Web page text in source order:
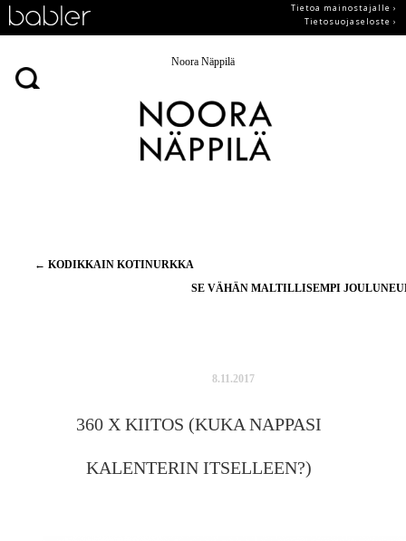
Tietoa mainostajalle ›
Tietosuojaseloste ›
Noora Näppilä
Artikkelien
← KODIKKAIN KOTINURKKA
SE VÄHÄN MALTILLISEMPI
8.11.2017
360 X KIITOS (KUKA NAPPASI
KALENTERIN ITSELLEEN?)